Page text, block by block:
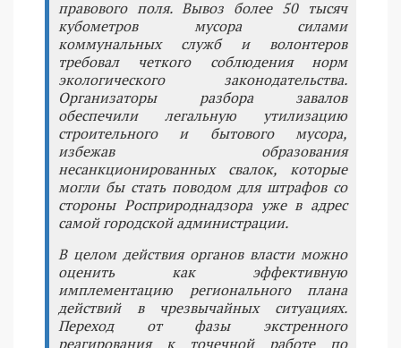
правового поля. Вывоз более 50 тысяч
кубометров мусора силами
коммунальных служб и волонтеров
требовал четкого соблюдения норм
экологического законодательства.
Организаторы разбора завалов
обеспечили легальную утилизацию
строительного и бытового мусора,
избежав образования
несанкционированных свалок, которые
могли бы стать поводом для штрафов со
стороны Росприроднадзора уже в адрес
самой городской администрации.
В целом действия органов власти можно
оценить как эффективную
имплементацию регионального плана
действий в чрезвычайных ситуациях.
Переход от фазы экстренного
реагирования к точечной работе по